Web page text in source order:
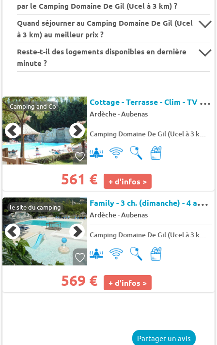
par le Camping Domaine De Gil (Ucel à 3 km) ?
Quand séjourner au Camping Domaine De Gil (Ucel
à 3 km) au meilleur prix ?
Reste-t-il des logements disponibles en dernière
minute ?
Camping and Co C
ottage - Terrasse - Clim - TV 4 pers.
Ardèche-Aubenas
561 € + d'infos >
le site du camping F
amily - 3 ch. (dimanche) - 4 adultes max 6 pers.
Ardèche-Aubenas
Camping Domaine De Gil (Ucel à 3 km)
569 € + d'infos >
Partager un avis